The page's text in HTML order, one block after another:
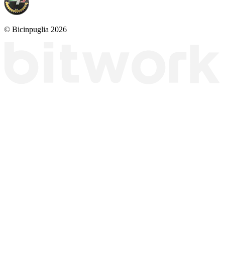
© Bicinpuglia 2026